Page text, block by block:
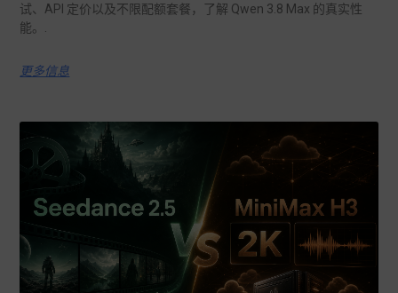
试、API 定价以及不限配额套餐，了解 Qwen 3.8 Max 的真实性
能。.
更多信息